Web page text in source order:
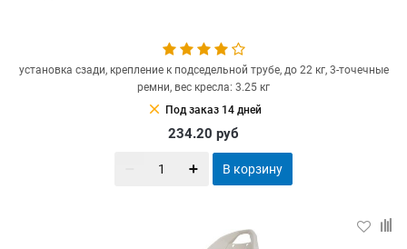
установка сзади, крепление к подседельной трубе, до 22 кг, 3-точечные
ремни, вес кресла: 3.25 кг
clear Под заказ 14 дней
234.20 руб
В корзину